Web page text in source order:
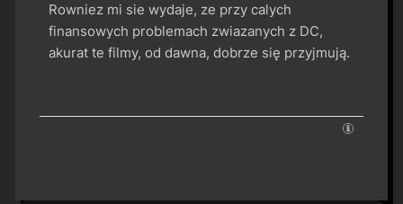
Rowniez mi sie wydaje, ze przy calych
finansowych problemach zwiazanych z DC,
akurat te filmy, od dawna, dobrze się przyjmują.